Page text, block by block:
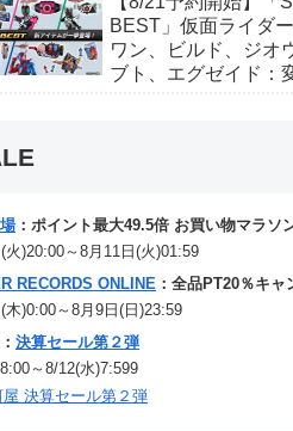
(エタニティver.)」「
ダーエモルギー」ほ
特典付き！
BEST」仮面ライダ
ワン、ビルド、ジオ
ブト、エグゼイド：
：ポイント最大49.5倍 お買い物マラソ
火)20:00～8月11日(火)01:59
RECORDS ONLINE ：全品PT20％キャ
木)0:00～8月9日(日)23:59
決算セール第２弾
～8/12(水)7:599